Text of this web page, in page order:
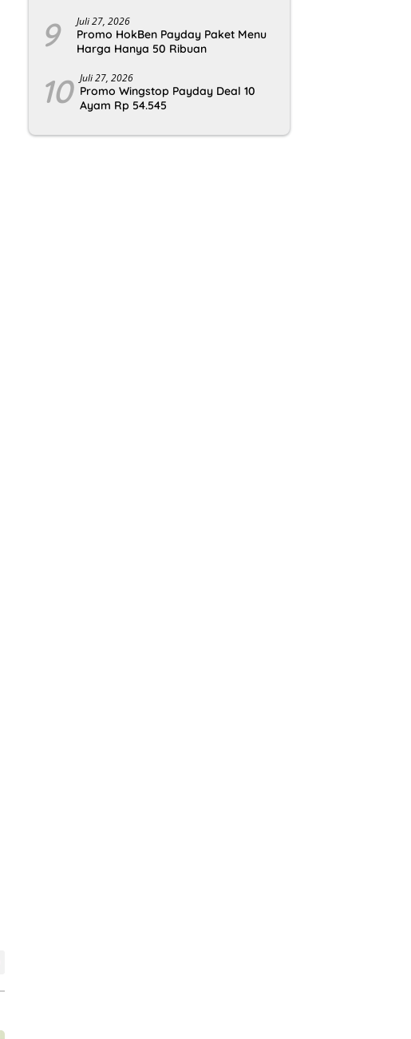
9 Juli 27, 2026
Promo HokBen Payday Paket Menu
Harga Hanya 50 Ribuan
10 Juli 27, 2026
Promo Wingstop Payday Deal 10
Ayam Rp 54.545